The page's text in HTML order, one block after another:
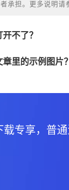
承担。更多说明请
不了？
里的示例图片？
载专享，普